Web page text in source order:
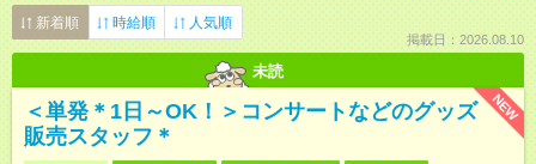
新着順 時給順 人気順
掲載日：2026.08.10
未読
NEW
＜単発＊1日～OK！＞コンサートなどのグッズ
販売スタッフ＊